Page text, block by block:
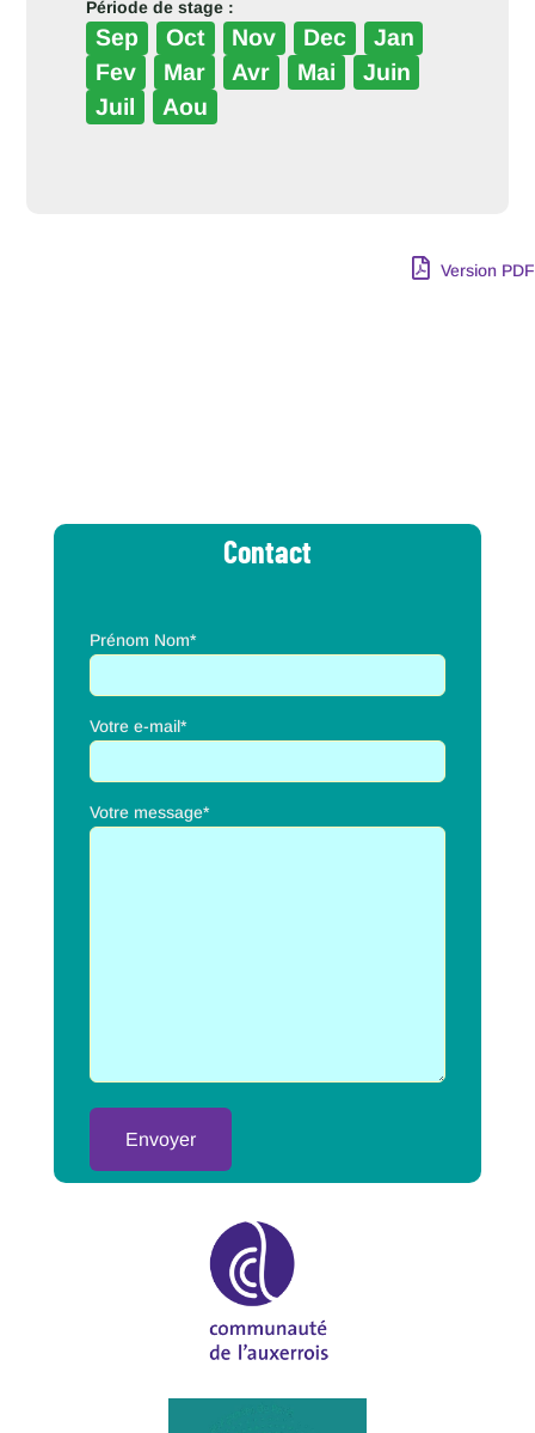
Période de stage :
Sep Oct Nov Dec
Jan
Fev
Mar Avr Mai
Juin
Juil
Aou
Version PDF
Contact
Prénom Nom*
Votre e-mail*
Votre message*
Alternative: